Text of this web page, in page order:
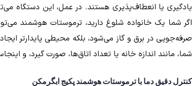
یادگیری یا انعطاف‌پذیری هستند. در عمل، این دستگاه
اگر شما یک خانواده شلوغ دارید، ترموستات هوشمند
صرفه‌جویی در برق و گاز می‌شود، بلکه محیطی پایدارتر
شما، مانند اندازه خانه یا تعداد اتاق‌ها، صورت گیرد،
کنترل دقیق دما با ترموستات هوشمند پکیج ابگرمکن